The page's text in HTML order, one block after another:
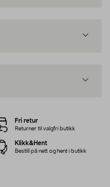
Fri retur
Returner til valgfri butikk
Klikk&Hent
Bestill på nett og hent i butikk